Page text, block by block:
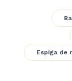
Espiga de